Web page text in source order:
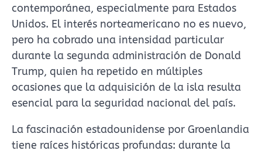
contemporánea, especialmente para Estados
Unidos. El interés norteamericano no es nuevo,
pero ha cobrado una intensidad particular
durante la segunda administración de Donald
Trump, quien ha repetido en múltiples
ocasiones que la adquisición de la isla resulta
esencial para la seguridad nacional del país.
La fascinación estadounidense por Groenlandia
tiene raíces históricas profundas: durante la